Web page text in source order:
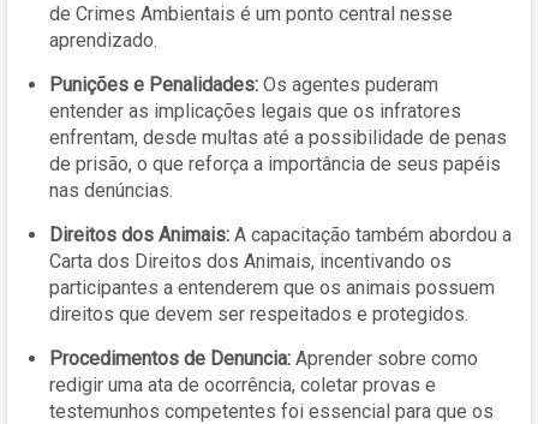
de Crimes Ambientais é um ponto central nesse
aprendizado.
Punições e Penalidades: Os agentes puderam
entender as implicações legais que os infratores
enfrentam, desde multas até a possibilidade de penas
de prisão, o que reforça a importância de seus papéis
nas denúncias.
Direitos dos Animais: A capacitação também abordou a
Carta dos Direitos dos Animais, incentivando os
participantes a entenderem que os animais possuem
direitos que devem ser respeitados e protegidos.
Procedimentos de Denuncia: Aprender sobre como
redigir uma ata de ocorrência, coletar provas e
testemunhos competentes foi essencial para que os